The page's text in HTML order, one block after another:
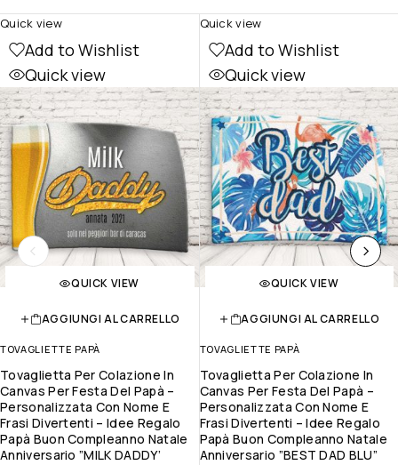
Add to Wishlist
Quick view
QUICK VIEW
AGGIUNGI AL CARRELLO
TOVAGLIETTE PAPÀ
Tovaglietta Per Colazione In
Canvas Per Festa Del Papà –
Personalizzata Con Nome E
Frasi Divertenti – Idee Regalo
Papà Buon Compleanno Natale
Anniversario ”MILK DADDY’
Quick view
Add to Wishlist
Quick view
QUICK VIEW
AGGIUNGI AL CARRELLO
TOVAGLIETTE PAPÀ
Tovaglietta Per Colazione In
Canvas Per Festa Del Papà –
Personalizzata Con Nome E
Frasi Divertenti – Idee Regalo
Papà Buon Compleanno Natale
Anniversario ”BEST DAD BLU”
Quick view